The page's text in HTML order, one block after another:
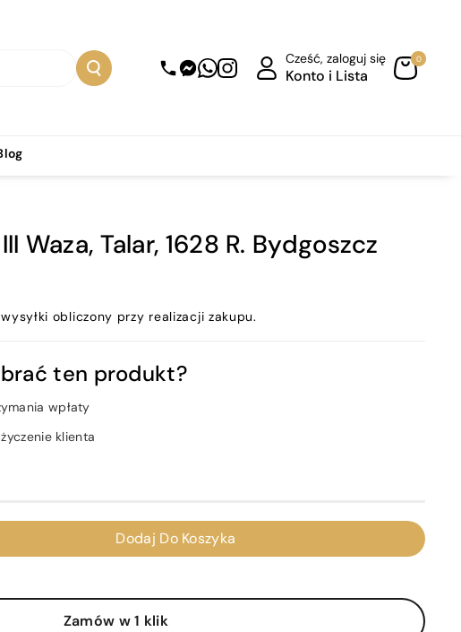
Cześć, zaloguj się
Konto i Lista
0
Waza, Talar, 1628 R. Bydgoszcz
obliczony przy realizacji zakupu.
ten produkt?
wpłaty
klienta
Dodaj Do Koszyka
Zamów w 1 klik